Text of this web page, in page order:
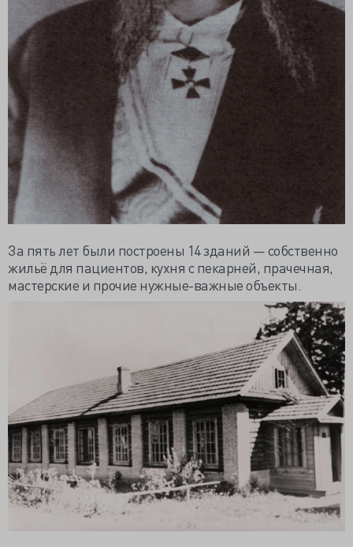
За пять лет были построены 14 зданий — собственно
жильё для пациентов, кухня с пекарней, прачечная,
мастерские и прочие нужные-важные объекты.